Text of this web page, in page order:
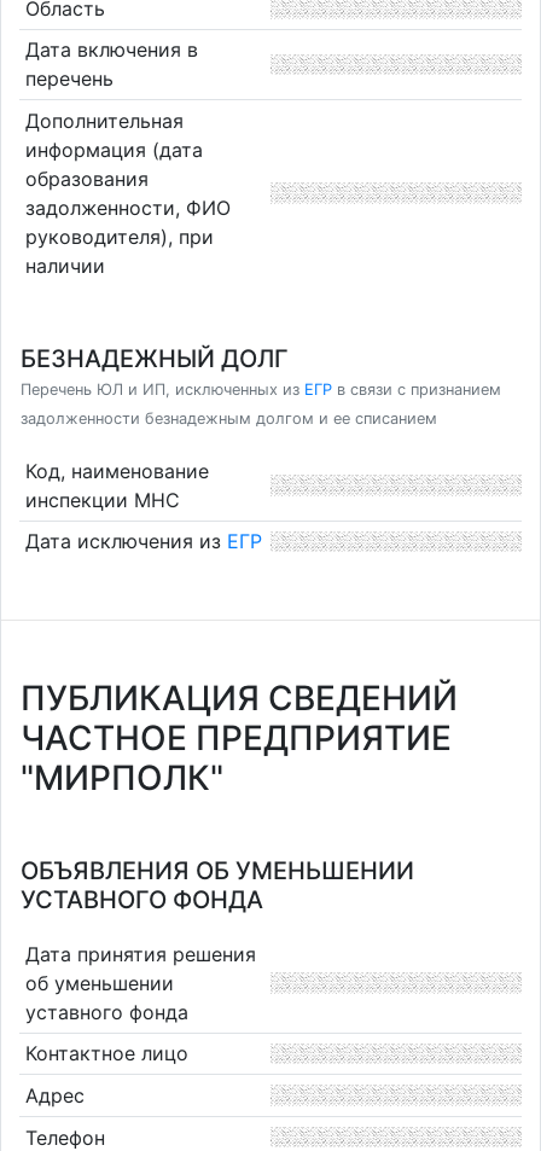
Область
Дата включения в
перечень
Дополнительная
информация (дата
образования
задолженности, ФИО
руководителя), при
наличии
БЕЗНАДЕЖНЫЙ ДОЛГ
Перечень ЮЛ и ИП, исключенных из ЕГР в связи с признанием
задолженности безнадежным долгом и ее списанием
Код, наименование
инспекции МНС
Дата исключения из ЕГР
ПУБЛИКАЦИЯ СВЕДЕНИЙ
ЧАСТНОЕ ПРЕДПРИЯТИЕ
"МИРПОЛК"
ОБЪЯВЛЕНИЯ ОБ УМЕНЬШЕНИИ
УСТАВНОГО ФОНДА
Дата принятия решения
об уменьшении
уставного фонда
Контактное лицо
Адрес
Телефон